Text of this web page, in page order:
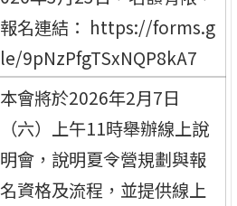
報名連結： https://forms.g
le/9pNzPfgTSxNQP8kA7
本會將於2026年2月7日
（六）上午11時舉辦線上說
明會，說明夏令營規劃與報
名資格及流程，並提供線上